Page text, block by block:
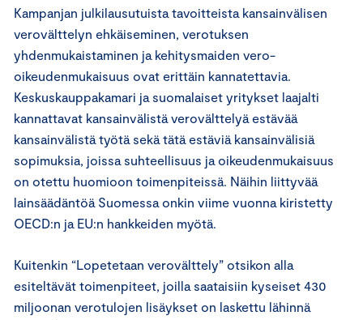
Kampanjan julkilausutuista tavoitteista kansainvälisen
verovälttelyn ehkäiseminen, verotuksen
yhdenmukaistaminen ja kehitysmaiden vero-
oikeudenmukaisuus ovat erittäin kannatettavia.
Keskuskauppakamari ja suomalaiset yritykset laajalti
kannattavat kansainvälistä verovälttelyä estävää
kansainvälistä työtä sekä tätä estäviä kansainvälisiä
sopimuksia, joissa suhteellisuus ja oikeudenmukaisuus
on otettu huomioon toimenpiteissä. Näihin liittyvää
lainsäädäntöä Suomessa onkin viime vuonna kiristetty
OECD:n ja EU:n hankkeiden myötä.
Kuitenkin “Lopetetaan verovälttely” otsikon alla
esiteltävät toimenpiteet, joilla saataisiin kyseiset 430
miljoonan verotulojen lisäykset on laskettu lähinnä